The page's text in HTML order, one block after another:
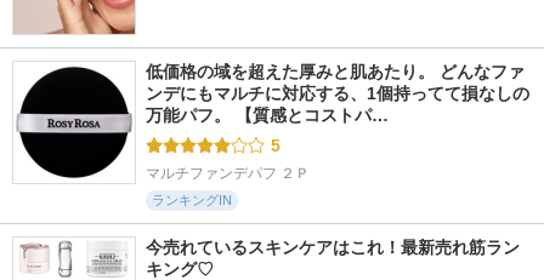
低価格の域を超えた厚みと肌あたり。 どんなファ
ンデにもマルチに対応する、1個持ってて損なしの
万能パフ。 【質感とコストパ…
5
マルチファンデパフ ２Ｐ
ランキングIN
今売れているスキンケアはこれ！最新売れ筋ラン
キング♡